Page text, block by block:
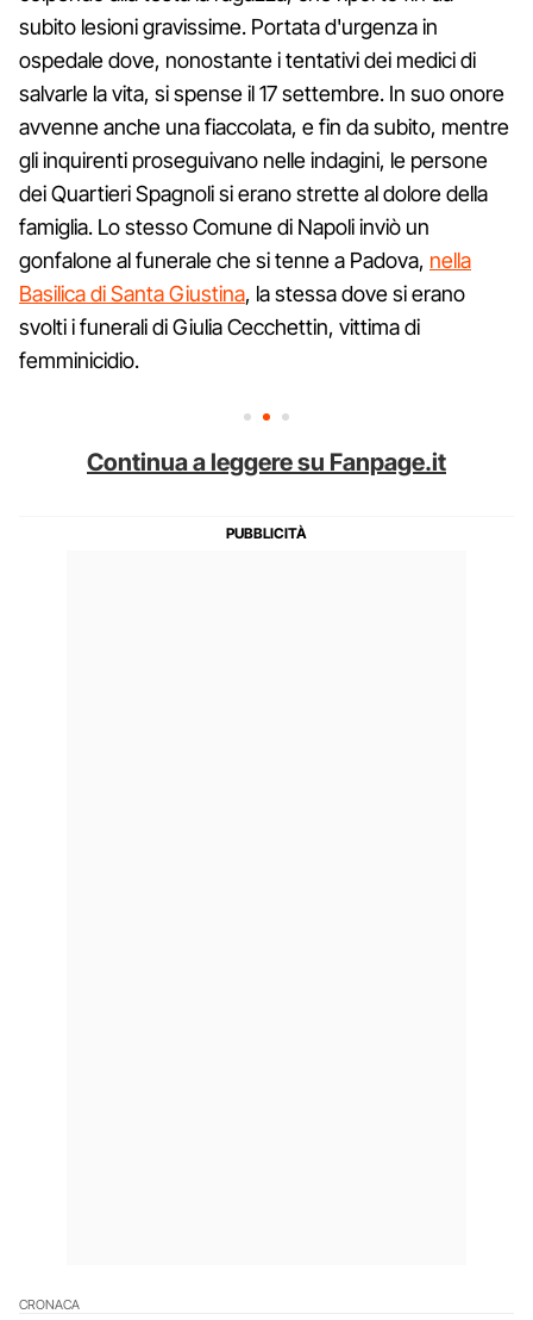
subito lesioni gravissime. Portata d'urgenza in
ospedale dove, nonostante i tentativi dei medici di
salvarle la vita, si spense il 17 settembre. In suo onore
avvenne anche una fiaccolata, e fin da subito, mentre
gli inquirenti proseguivano nelle indagini, le persone
dei Quartieri Spagnoli si erano strette al dolore della
famiglia. Lo stesso Comune di Napoli inviò un
gonfalone al funerale che si tenne a Padova, nella
Basilica di Santa Giustina, la stessa dove si erano
svolti i funerali di Giulia Cecchettin, vittima di
femminicidio.
Continua a leggere su Fanpage.it
CRONACA